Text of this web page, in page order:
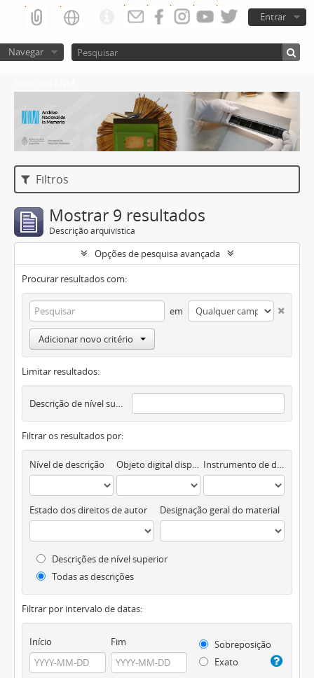
Entrar
Navegar
Filtros
Mostrar 9 resultados
Descrição arquivística
Opções de pesquisa avançada
Procurar resultados com:
em
Adicionar novo critério
Limitar resultados:
Descrição de nível superior
Filtrar os resultados por:
Nível de descrição Objeto digital disponível Instrumento de descrição documental
Estado dos direitos de autor Designação geral do material
Descrições de nível superior
Todas as descrições
Filtrar por intervalo de datas:
Início Fim
Sobreposição
Exato